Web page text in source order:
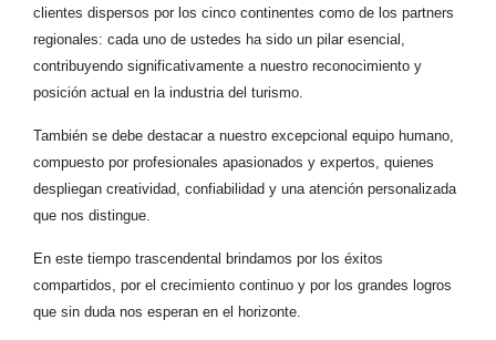
clientes dispersos por los cinco continentes como de los partners
regionales: cada uno de ustedes ha sido un pilar esencial,
contribuyendo significativamente a nuestro reconocimiento y
posición actual en la industria del turismo.
También se debe destacar a nuestro excepcional equipo humano,
compuesto por profesionales apasionados y expertos, quienes
despliegan creatividad, confiabilidad y una atención personalizada
que nos distingue.
En este tiempo trascendental brindamos por los éxitos
compartidos, por el crecimiento continuo y por los grandes logros
que sin duda nos esperan en el horizonte.